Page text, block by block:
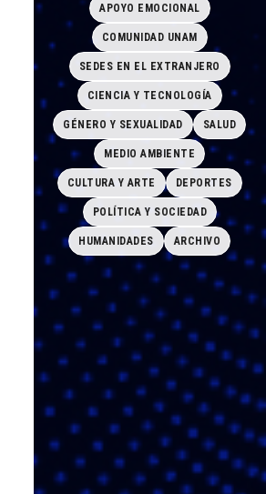
APOYO EMOCIONAL
COMUNIDAD UNAM
SEDES EN EL EXTRANJERO
CIENCIA Y TECNOLOGÍA
GÉNERO Y SEXUALIDAD SALUD
MEDIO AMBIENTE
CULTURA Y ARTE DEPORTES
POLÍTICA Y SOCIEDAD
HUMANIDADES ARCHIVO